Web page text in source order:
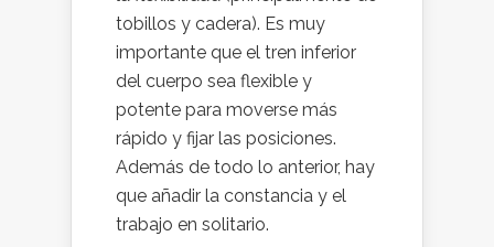
tobillos y cadera). Es muy
importante que el tren inferior
del cuerpo sea flexible y
potente para moverse más
rápido y fijar las posiciones.
Además de todo lo anterior, hay
que añadir la constancia y el
trabajo en solitario.